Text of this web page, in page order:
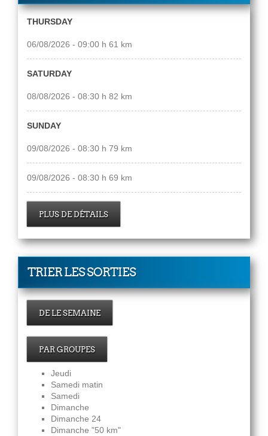
THURSDAY
06/08/2026 - 09:00 h 61 km
SATURDAY
08/08/2026 - 08:30 h 82 km
SUNDAY
09/08/2026 - 08:30 h 79 km
09/08/2026 - 08:30 h 69 km
PLUS DE DÉTAILS
TRIER LES SORTIES
DE LE SEMAINE
PAR GROUPES
Jeudi
Samedi matin
Samedi
Dimanche
Dimanche 24
Dimanche "50 km"